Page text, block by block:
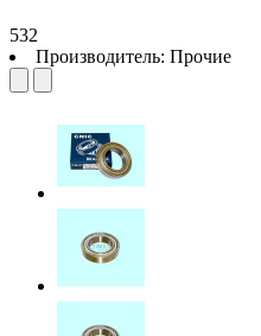
532
Производитель: Прочие